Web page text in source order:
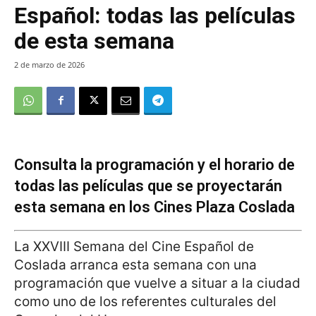
Español: todas las películas
de esta semana
2 de marzo de 2026
Consulta la programación y el horario de
todas las películas que se proyectarán
esta semana en los Cines Plaza Coslada
La XXVIII Semana del Cine Español de
Coslada arranca esta semana con una
programación que vuelve a situar a la ciudad
como uno de los referentes culturales del